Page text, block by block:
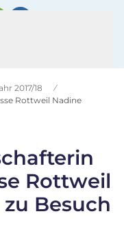
2017/18
Rottweil Nadine
Rottweil
Besuch